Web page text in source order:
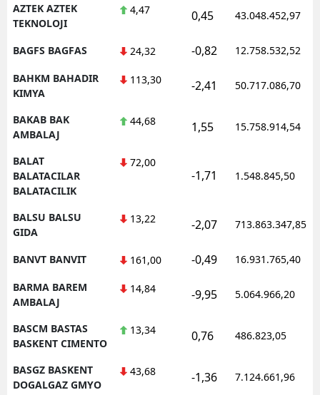
AZTEK AZTEK
TEKNOLOJI
4,47 0,45 43.048.452,97
BAGFS BAGFAS 24,32 -0,82 12.758.532,52
BAHKM BAHADIR
KIMYA
113,30 -2,41 50.717.086,70
BAKAB BAK
AMBALAJ
44,68 1,55 15.758.914,54
BALAT
BALATACILAR
BALATACILIK
72,00
-1,71 1.548.845,50
BALSU BALSU
GIDA
13,22 -2,07 713.863.347,85
BANVT BANVIT 161,00 -0,49 16.931.765,40
BARMA BAREM
AMBALAJ
14,84 -9,95 5.064.966,20
BASCM BASTAS
BASKENT CIMENTO
13,34 0,76 486.823,05
BASGZ BASKENT
DOGALGAZ GMYO
43,68 -1,36 7.124.661,96